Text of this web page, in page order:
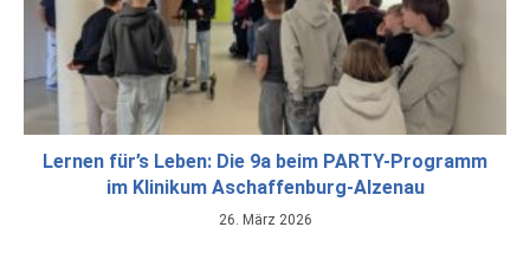
Lernen für’s Leben: Die 9a beim PARTY-Programm
im Klinikum Aschaffenburg-Alzenau
26. März 2026